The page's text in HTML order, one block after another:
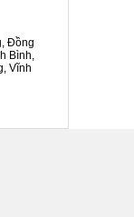
Đồng
Bình,
Vĩnh